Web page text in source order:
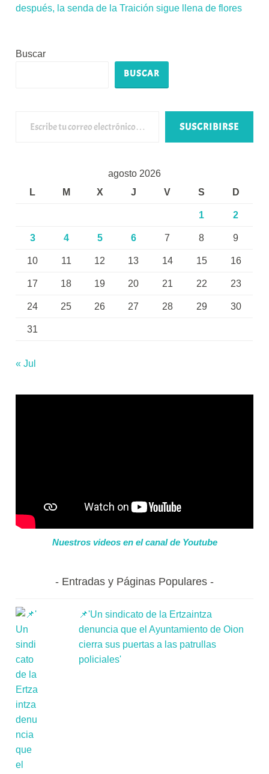
después, la senda de la Traición sigue llena de flores
Buscar
BUSCAR
SUSCRIBIRSE
agosto 2026
L
M X J V S D
1 2
3 4 5 6 7 8 9
10 11 12 13 14 15 16
17 18 19 20 21 22 23
24 25 26 27 28 29 30
31
« Jul
Nuestros videos en el canal de Youtube
Entradas y Páginas Populares
📌'Un sindicato de la Ertzaintza
denuncia que el Ayuntamiento de Oion
cierra sus puertas a las patrullas
policiales'